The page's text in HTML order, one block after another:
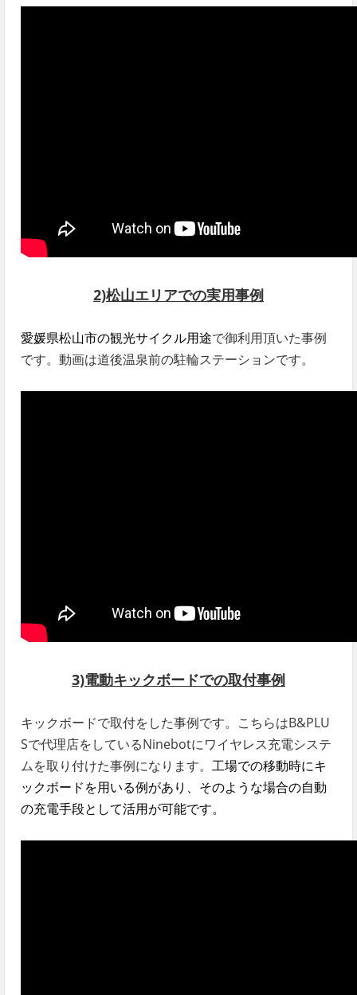
2)松山エリアでの実用事例
愛媛県松山市の観光サイクル用途で御利用頂いた事例
です。動画は道後温泉前の駐輪ステーションです。
3)電動キックボードでの取付事例
キックボードで取付をした事例です。こちらはB&PLU
Sで代理店をしているNinebotにワイヤレス充電システ
ムを取り付けた事例になります。 工場での移動時にキ
ックボードを用いる例があり、そのような場合の自動
の充電手段として活用が可能です。